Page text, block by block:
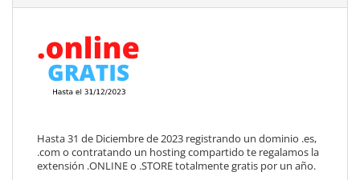
Hasta 31 de Diciembre de 2023 registrando un dominio .es,
.com o contratando un hosting compartido te regalamos la
extensión .ONLINE o .STORE totalmente gratis por un año.